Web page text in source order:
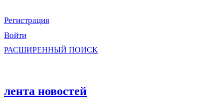
Регистрация
Войти
РАСШИРЕННЫЙ ПОИСК
лента новостей